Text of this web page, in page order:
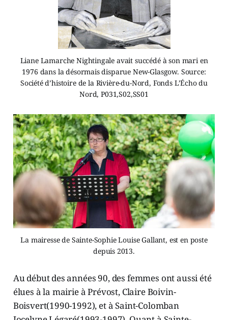
Liane Lamarche Nightingale avait succédé à son mari en
1976 dans la désormais disparue New-Glasgow. Source:
Société d’histoire de la Rivière-du-Nord, Fonds L’Écho du
Nord, P031,S02,SS01
La mairesse de Sainte-Sophie Louise Gallant, est en poste
depuis 2013.
Au début des années 90, des femmes ont aussi été
élues à la mairie à Prévost, Claire Boivin-
Boisvert(1990-1992), et à Saint-Colomban